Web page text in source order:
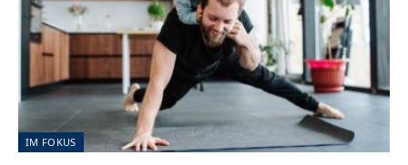
IM FOKUS